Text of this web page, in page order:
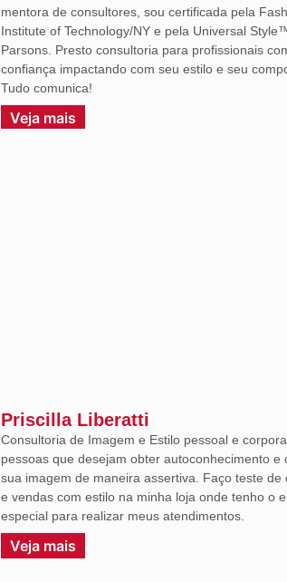
mentora de consultores, sou certificada pela
Institute of Technology/NY e pela Universal
Parsons. Presto consultoria para profissionais
confiança impactando com seu estilo e seu
Tudo comunica!
Veja mais
Priscilla Liberatti
Consultoria de Imagem e Estilo pessoal e
pessoas que desejam obter autoconhecimento e
sua imagem de maneira assertiva. Faço teste de
e vendas com estilo na minha loja onde tenho o
especial para realizar meus atendimentos.
Veja mais